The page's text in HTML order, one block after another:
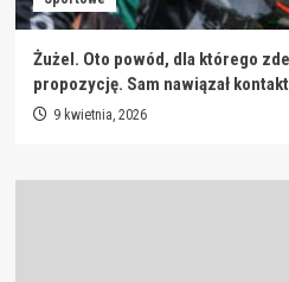
Żużel. Oto powód, dla którego
propozycję. Sam nawiązał kontakt
9 kwietnia, 2026